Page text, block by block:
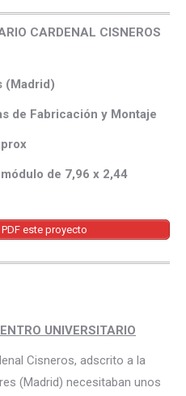
CARDENAL CISNEROS
(Madrid)
de Fabricación y Montaje
de 7,96 x 2,44
este proyecto
UNIVERSITARIO
Cisneros, adscrito a la
(Madrid) necesitaban unos